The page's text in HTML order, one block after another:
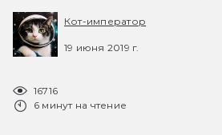
Кот-император
19 июня 2019 г.
16716
6 минут на чтение